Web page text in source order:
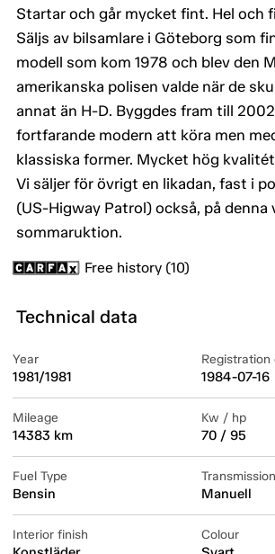
Startar och går mycket fint. Hel och
Säljs av bilsamlare i Göteborg som
modell som kom 1978 och blev den
amerikanska polisen valde när de
annat än H-D. Byggdes fram till
fortfarande modern att köra men
klassiska former. Mycket hög
Vi säljer för övrigt en likadan, fast i
(US-Higway Patrol) också, på denna
sommaruktion.
Free history (10)
Technical data
Year
1981/1981
Registration
1984-07-16
Mileage
14383 km
Kw / hp
70 / 95
Fuel Type
Bensin
Transmission
Manuell
Interior finish Colour